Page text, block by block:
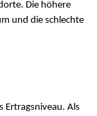
Die höhere
und die schlechte
Ertragsniveau. Als